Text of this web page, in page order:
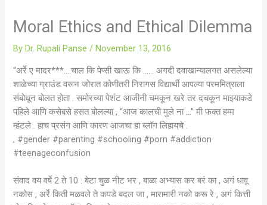
Moral Ethics and Ethical Dilemma
ByDr. Rupali Panse/November 13, 2016
“अर्रे ए मादर***….चाल कि पेप्सी खाऊ कि …… अगदी दवाखान्यालगत असलेल्या
शाळेच्या ग्राउंड वरून जोरात कोणीतरी निरागस विद्यार्थी आपल्या परममित्राला
संबोधून बोलत होता . समोरच्या पेशंट आजीनी चमकून खरे तर दचकून माझ्याकडे
पहिले आणि कसेबसे हसत बोलल्या , “आज कालची मुले ना …” मी फक्त हम्म
म्हंटले . हाच प्रसंग आणि कारण आजचा हा ब्लॉग लिहायचे .
, #gender #parenting #schooling #porn #addiction
#teenageconfusion
संवाद वय वर्षे 2 ते 10 : बेटा चुळ नीट भर , बाळा अभ्यास कर बरं का , अगं धावू
नकोस , अर्रे किती मळवले ते कपडे बदल जा , मारामारी नको करू रे , अगं कित्ती